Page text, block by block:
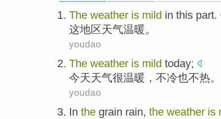
The weather is mild in this part.
这地区天气温暖。
youdao
The weather is mild today;
今天天气很温暖 ，不冷也不热。
youdao
In the grain rain, the weather is